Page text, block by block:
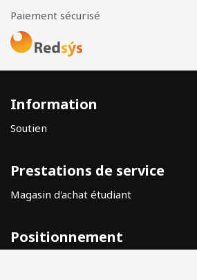
Paiement sécurisé
Information
Soutien
Prestations de service
Magasin d'achat étudiant
Positionnement